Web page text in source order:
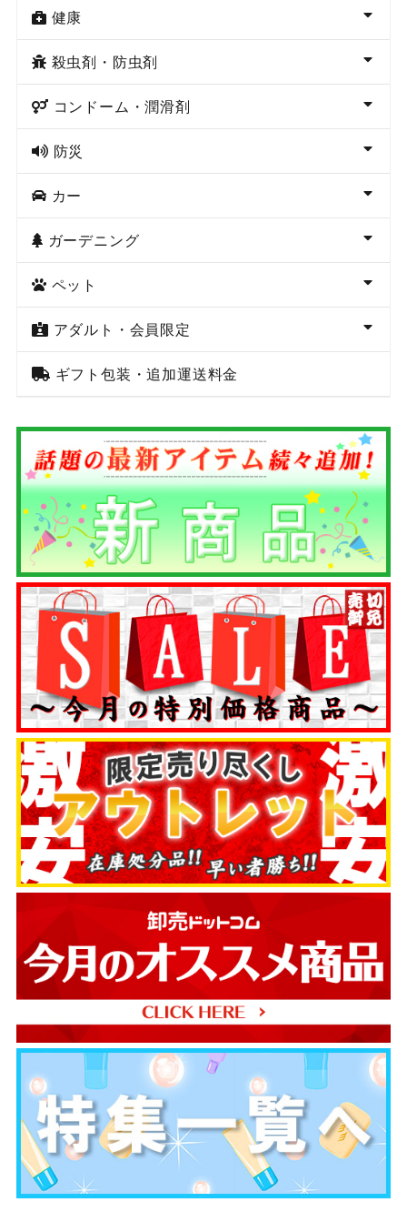
健康
殺虫剤・防虫剤
コンドーム・潤滑剤
防災
カー
ガーデニング
ペット
アダルト・会員限定
ギフト包装・追加運送料金